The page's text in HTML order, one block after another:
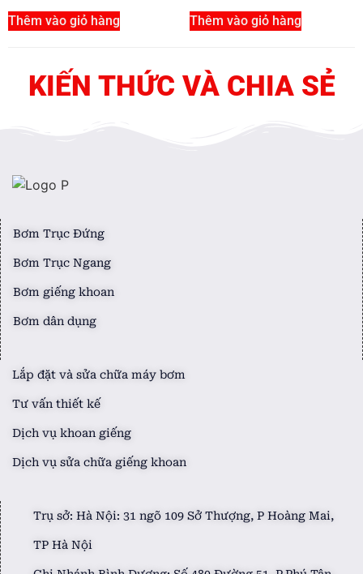
Thêm vào giỏ hàng Thêm vào giỏ hàng
KIẾN THỨC VÀ CHIA SẺ
Bơm Trục Đứng
Bơm Trục Ngang
Bơm giếng khoan
Bơm dân dụng
Lắp đặt và sửa chữa máy bơm
Tư vấn thiết kế
Dịch vụ khoan giếng
Dịch vụ sửa chữa giếng khoan
Trụ sở: Hà Nội: 31 ngõ 109 Sở Thượng, P Hoàng Mai,
TP Hà Nội